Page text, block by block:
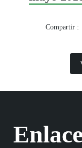
Compartir :